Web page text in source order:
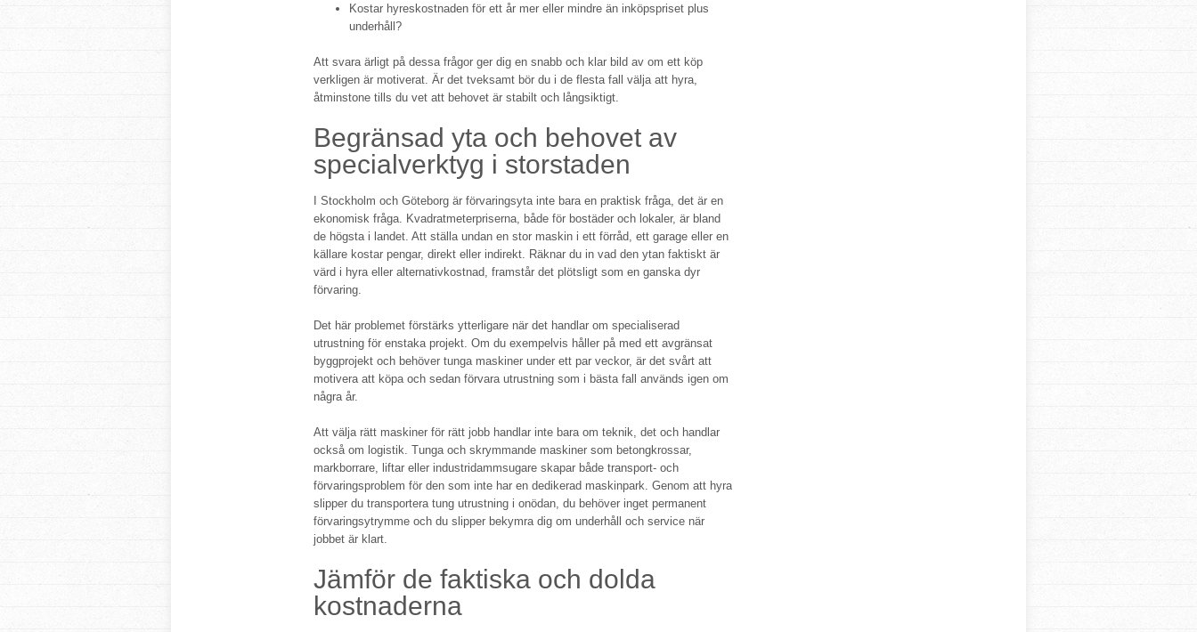
Kostar hyreskostnaden för ett år mer eller mindre än inköpspriset plus
underhåll?
Att svara ärligt på dessa frågor ger dig en snabb och klar bild av om ett köp
verkligen är motiverat. Är det tveksamt bör du i de flesta fall välja att hyra,
åtminstone tills du vet att behovet är stabilt och långsiktigt.
Begränsad yta och behovet av
specialverktyg i storstaden
I Stockholm och Göteborg är förvaringsyta inte bara en praktisk fråga, det är en
ekonomisk fråga. Kvadratmeterpriserna, både för bostäder och lokaler, är bland
de högsta i landet. Att ställa undan en stor maskin i ett förråd, ett garage eller en
källare kostar pengar, direkt eller indirekt. Räknar du in vad den ytan faktiskt är
värd i hyra eller alternativkostnad, framstår det plötsligt som en ganska dyr
förvaring.
Det här problemet förstärks ytterligare när det handlar om specialiserad
utrustning för enstaka projekt. Om du exempelvis håller på med ett avgränsat
byggprojekt och behöver tunga maskiner under ett par veckor, är det svårt att
motivera att köpa och sedan förvara utrustning som i bästa fall används igen om
några år.
Att välja rätt maskiner för rätt jobb handlar inte bara om teknik, det och handlar
också om logistik. Tunga och skrymmande maskiner som betongkrossar,
markborrare, liftar eller industridammsugare skapar både transport- och
förvaringsproblem för den som inte har en dedikerad maskinpark. Genom att hyra
slipper du transportera tung utrustning i onödan, du behöver inget permanent
förvaringsytrymme och du slipper bekymra dig om underhåll och service när
jobbet är klart.
Jämför de faktiska och dolda
kostnaderna